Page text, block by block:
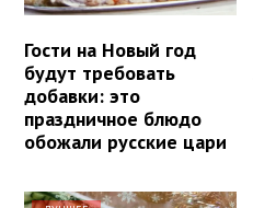
Гости на Новый год
будут требовать
добавки: это
праздничное блюдо
обожали русские цари